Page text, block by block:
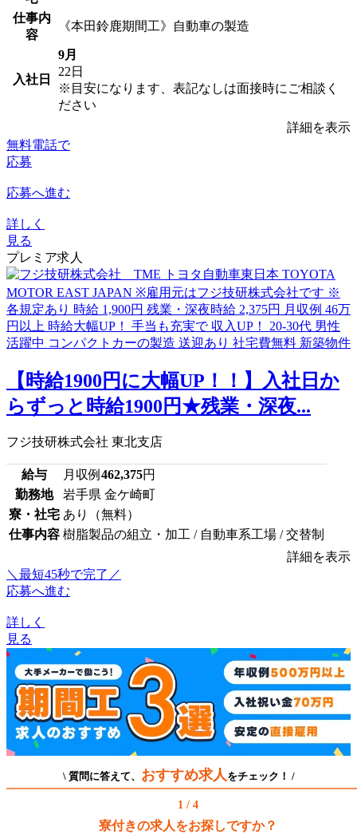
仕事内
容
《本田鈴鹿期間工》自動車の製造
入社日
9月
22日
※目安になります、表記なしは面接時にご相談く
ださい
詳細を表示
無料電話で
応募
応募へ進む
詳しく
見る
プレミア求人
【時給1900円に大幅UP！！】入社日か
らずっと時給1900円★残業・深夜...
フジ技研株式会社 東北支店
給与 月収例 462,375円
勤務地
岩手県 金ケ崎町
寮・社宅 あり（無料）
仕事内容 樹脂製品の組立・加工 / 自動車系工場 / 交替制
詳細を表示
＼最短45秒で完了／
応募へ進む
詳しく
見る
\ 質問に答えて、 おすすめ求人をチェック！ /
1 / 4
寮付きの求人をお探しですか？